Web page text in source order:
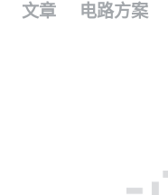
文章 电路方案